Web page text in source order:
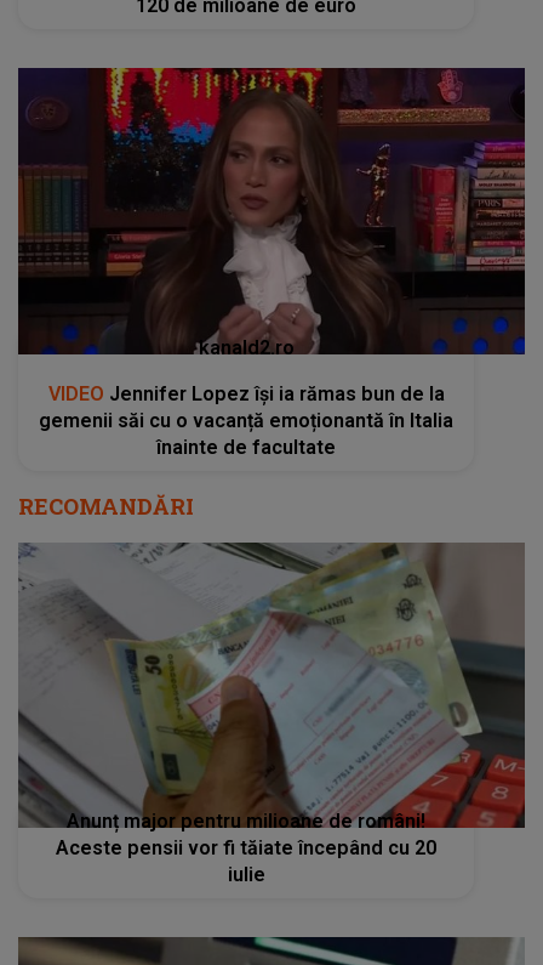
120 de milioane de euro
kanald2.ro
VIDEO Jennifer Lopez își ia rămas bun de la
gemenii săi cu o vacanță emoționantă în Italia
înainte de facultate
RECOMANDĂRI
Anunț major pentru milioane de români!
Aceste pensii vor fi tăiate începând cu 20
iulie